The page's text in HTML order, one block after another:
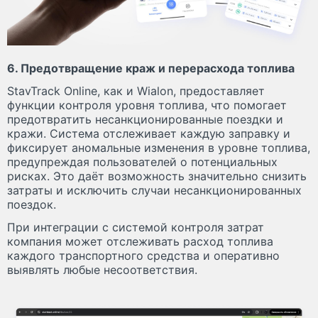
6. Предотвращение краж и перерасхода топлива
StavTrack Online, как и Wialon, предоставляет
функции контроля уровня топлива, что помогает
предотвратить несанкционированные поездки и
кражи. Система отслеживает каждую заправку и
фиксирует аномальные изменения в уровне топлива,
предупреждая пользователей о потенциальных
рисках. Это даёт возможность значительно снизить
затраты и исключить случаи несанкционированных
поездок.
При интеграции с системой контроля затрат
компания может отслеживать расход топлива
каждого транспортного средства и оперативно
выявлять любые несоответствия.